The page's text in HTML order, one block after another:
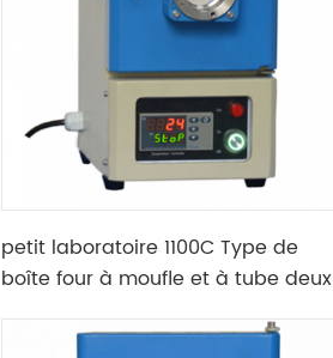
petit laboratoire 1100C Type de
boîte four à moufle et à tube deux